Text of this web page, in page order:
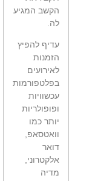
הקשב המגיע
לה.
עדיף להפיץ
הזמנות
לאירועים
בפלטפורמות
עכשוויות
ופופולריות
יותר כמו
וואטסאפ,
דואר
אלקטרוני,
מדיה